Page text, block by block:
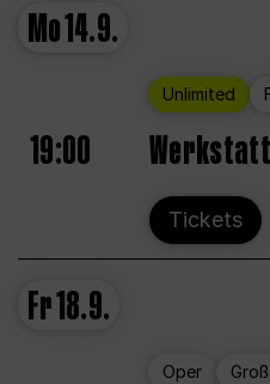
Mo14.9.
Unlimited
19:00
Tickets
Fr18.9.
Oper